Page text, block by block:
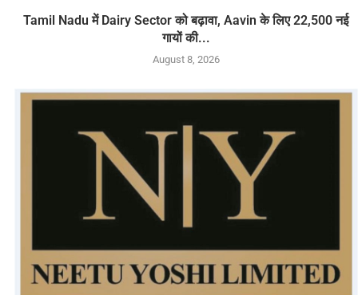
Tamil Nadu में Dairy Sector को बढ़ावा, Aavin के लिए 22,500 नई
गायों की...
August 8, 2026